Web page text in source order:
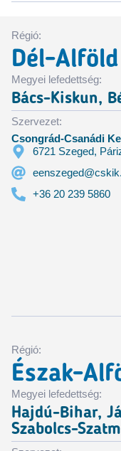
Régió:
Dél-Alföld
Megyei lefedettség:
Bács-Kiskun,
Szervezet:
Csongrád-Csanádi
6721 Szeged,
+36 20 239 5860
Régió:
Észak-
Megyei lefedettség:
Hajdú-Bihar,
Szabolcs-